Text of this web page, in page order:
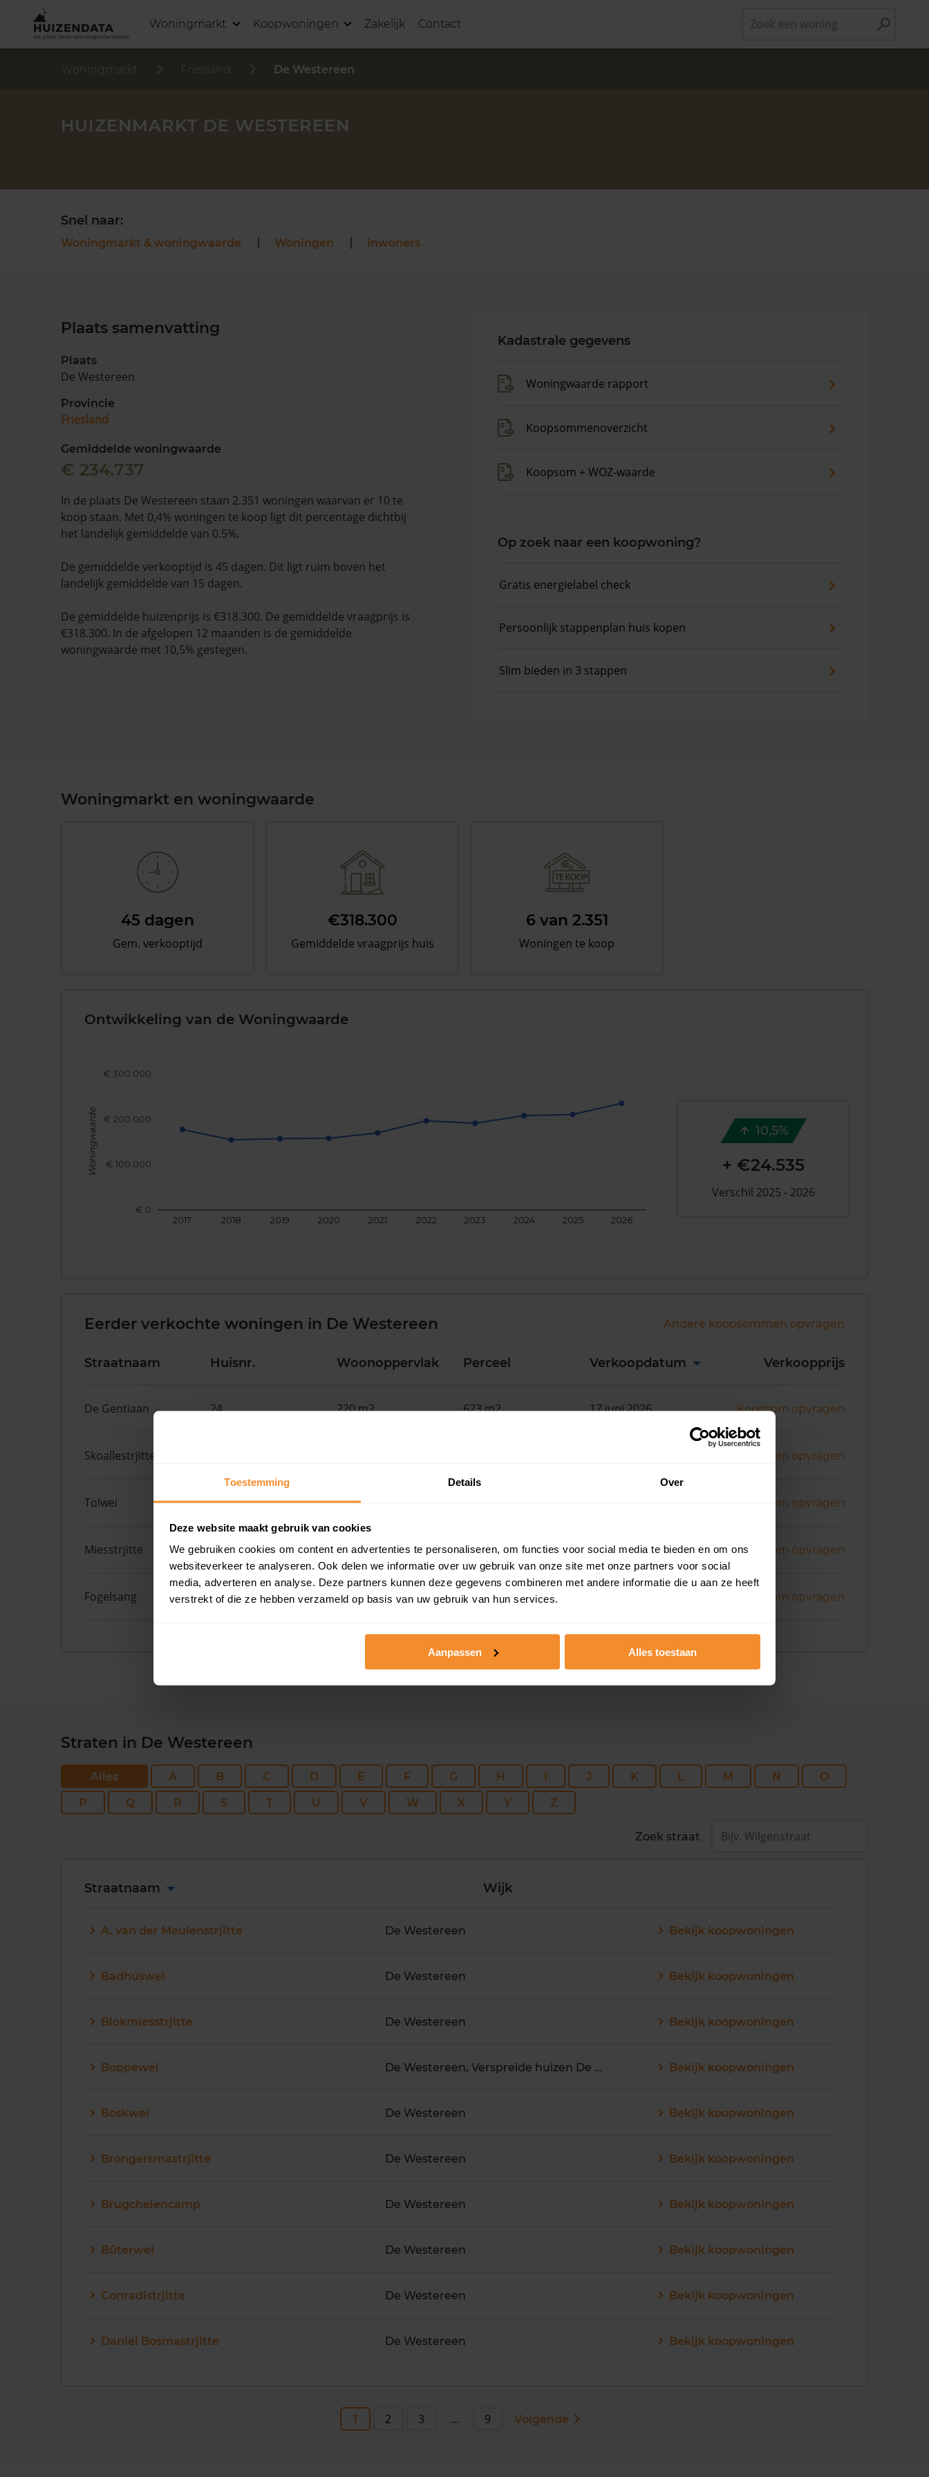
Toestemming Details Over
Deze website maakt gebruik van cookies
We gebruiken cookies om content en advertenties te personaliseren, om functies voor social media te bieden en om ons
websiteverkeer te analyseren. Ook delen we informatie over uw gebruik van onze site met onze partners voor social
media, adverteren en analyse. Deze partners kunnen deze gegevens combineren met andere informatie die u aan ze heeft
verstrekt of die ze hebben verzameld op basis van uw gebruik van hun services.
Aanpassen Alles toestaan
Woningmarkt Koopwoningen Zakelijk Contact
Woningmarkt Friesland De Westereen
HUIZENMARKT DE WESTEREEN
Snel naar:
Woningmarkt & woningwaarde Woningen Inwoners
Plaats samenvatting
Plaats
De Westereen
Provincie
Friesland
Gemiddelde woningwaarde
€ 234.737
In de plaats De Westereen staan 2.351 woningen waarvan er 10 te
koop staan. Met 0,4% woningen te koop ligt dit percentage dichtbij
het landelijk gemiddelde van 0.5%.
De gemiddelde verkooptijd is 45 dagen. Dit ligt ruim boven het
landelijk gemiddelde van 15 dagen.
De gemiddelde huizenprijs is €318.300. De gemiddelde vraagprijs is
€318.300. In de afgelopen 12 maanden is de gemiddelde
woningwaarde met 10,5% gestegen.
Kadastrale gegevens
Woningwaarde rapport
Koopsommenoverzicht
Koopsom + WOZ-waarde
Op zoek naar een koopwoning?
Gratis energielabel check
Persoonlijk stappenplan huis kopen
Slim bieden in 3 stappen
Woningmarkt en woningwaarde
45 dagen
Gem. verkooptijd
€318.300
Gemiddelde vraagprijs huis
6 van 2.351
Woningen te koop
Ontwikkeling van de Woningwaarde
2017 2018 2019 2020 2021 2022 2023 2024 2025 2026
€ 0
€ 100.000
€ 200.000
€ 300.000
Woningwaarde 10,5%
+ €24.535
Verschil 2025 - 2026
Eerder verkochte woningen in De Westereen Andere koopsommen opvragen
Straatnaam Huisnr. Woonoppervlak Perceel Verkoopdatum Verkoopprijs
De Gentiaan 24 220 m2 623 m2 17 juni 2026 Koopsom opvragen
Skoallestrjitte Koopsom opvragen
Tolwei 19 146 m2 Koopsom opvragen
Miesstrjitte 26 195 m2 674 m2 15 juni 2026 Koopsom opvragen
Fogelsang 12 151 m2 501 m2 Koopsom opvragen
Straten in De Westereen
Alles A B C D E F G H I J K L M N
O
P
Q R S T U V W X Y Z
Zoek straat
Straatnaam Wijk
A. van der Meulenstrjitte De Westereen Bekijk koopwoningen
Badhúswei De Westereen Bekijk koopwoningen
Blokmiesstrjitte De Westereen Bekijk koopwoningen
Boppewei De Westereen, Verspreide huizen De Westereen Bekijk koopwoningen
Boskwei De Westereen Bekijk koopwoningen
Brongersmastrjitte De Westereen Bekijk koopwoningen
Brugchelencamp De Westereen Bekijk koopwoningen
Bûterwei De Westereen Bekijk koopwoningen
Conradistrjitte De Westereen Bekijk koopwoningen
Daniël Bosmastrjitte De Westereen Bekijk koopwoningen
1 2 3 ... 9 Volgende